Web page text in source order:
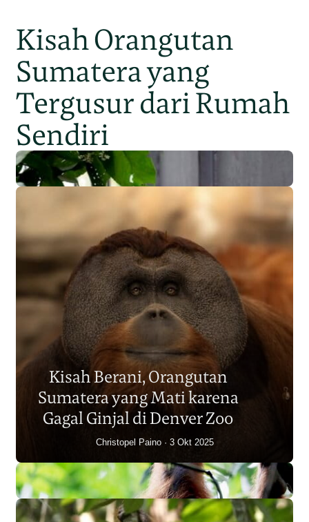
Kisah Orangutan
Sumatera yang
Tergusur dari Rumah
Sendiri
Populasi Orangutan
Sumatera Berkurang 2.700
Individu dalam Satu Dekade?
Junaidi Hanafiah 14 Jul 2026
Kisah Berani, Orangutan
Sumatera yang Mati karena
Gagal Ginjal di Denver Zoo
Christopel Paino 3 Okt 2025